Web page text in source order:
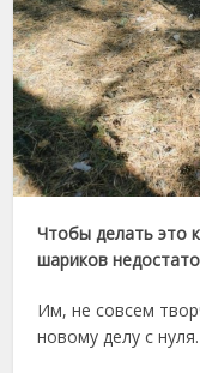
Чтобы делать это
шариков
Им, не совсем
новому делу с нуля.